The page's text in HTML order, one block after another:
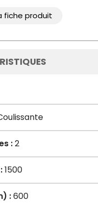
fiche produit
:2
1500
:600